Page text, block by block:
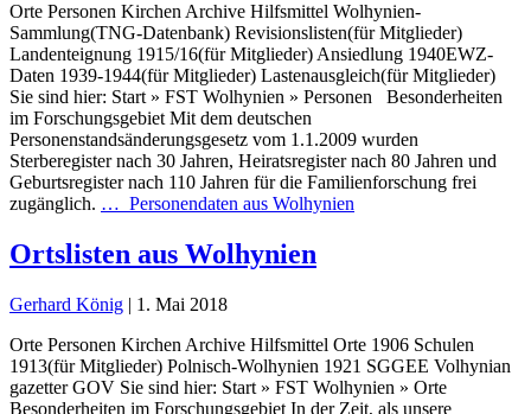
Orte Personen Kirchen Archive Hilfsmittel Wolhynien-
Sammlung(TNG-Datenbank) Revisionslisten(für Mitglieder)
Landenteignung 1915/16(für Mitglieder) Ansiedlung 1940EWZ-
Daten 1939-1944(für Mitglieder) Lastenausgleich(für Mitglieder)
Sie sind hier: Start » FST Wolhynien » Personen Besonderheiten
im Forschungsgebiet Mit dem deutschen
Personenstandsänderungsgesetz vom 1.1.2009 wurden
Sterberegister nach 30 Jahren, Heiratsregister nach 80 Jahren und
Geburtsregister nach 110 Jahren für die Familienforschung frei
zugänglich. … Personendaten aus Wolhynien
Ortslisten aus Wolhynien
Gerhard König | 1. Mai 2018
Orte Personen Kirchen Archive Hilfsmittel Orte 1906 Schulen
1913(für Mitglieder) Polnisch-Wolhynien 1921 SGGEE Volhynian
gazetter GOV Sie sind hier: Start » FST Wolhynien » Orte
Besonderheiten im Forschungsgebiet In der Zeit, als unsere